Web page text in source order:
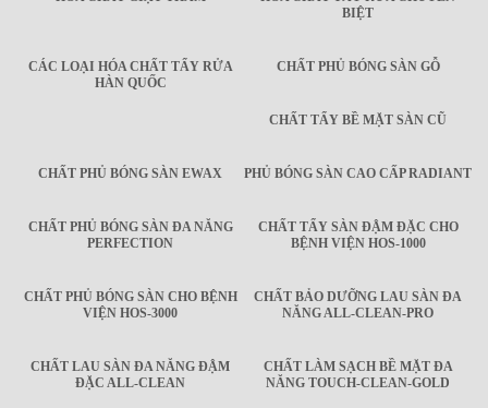
BIỆT
CÁC LOẠI HÓA CHẤT TẨY RỬA
HÀN QUỐC
CHẤT PHỦ BÓNG SÀN GỖ
CHẤT TẨY BỀ MẶT SÀN CŨ
CHẤT PHỦ BÓNG SÀN EWAX PHỦ BÓNG SÀN CAO CẤP RADIANT
CHẤT PHỦ BÓNG SÀN ĐA NĂNG
PERFECTION
CHẤT TẨY SÀN ĐẬM ĐẶC CHO
BỆNH VIỆN HOS-1000
CHẤT PHỦ BÓNG SÀN CHO BỆNH
VIỆN HOS-3000
CHẤT BẢO DƯỠNG LAU SÀN ĐA
NĂNG ALL-CLEAN-PRO
CHẤT LAU SÀN ĐA NĂNG ĐẬM
ĐẶC ALL-CLEAN
CHẤT LÀM SẠCH BỀ MẶT ĐA
NĂNG TOUCH-CLEAN-GOLD